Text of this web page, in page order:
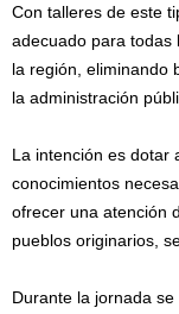
Con talleres de este
adecuado para todas
la región, eliminando
la administración
La intención es dotar
conocimientos
ofrecer una atención
pueblos originarios,
Durante la jornada